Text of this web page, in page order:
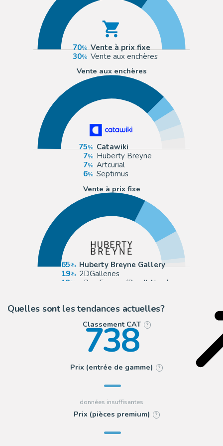
70
Vente à prix fixe
30
Vente aux enchères
Vente aux enchères
75
Catawiki
7
Huberty Breyne
7
Artcurial
6
Septimus
Vente à prix fixe
65
Huberty Breyne Gallery
19
2DGalleries
12
eBay Europe (Buy It Now)
Quelles sont les tendances actuelles?
Classement CAT ?
738
Prix (entrée de gamme) ?
Prix (pièces premium) ?